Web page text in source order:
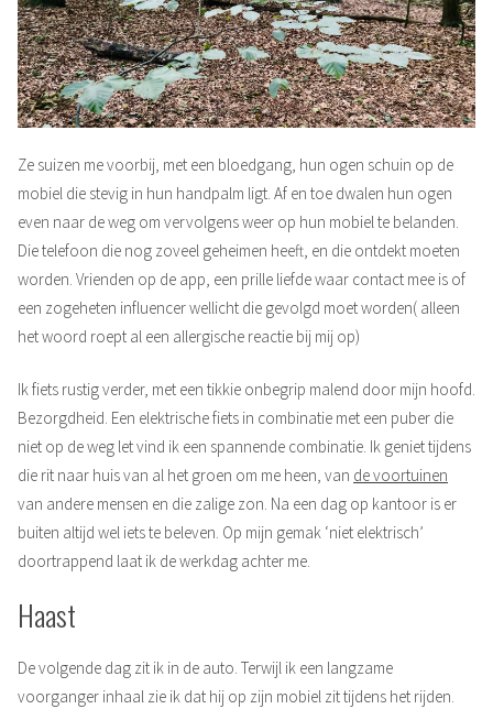
Ze suizen me voorbij, met een bloedgang, hun ogen schuin op de
mobiel die stevig in hun handpalm ligt. Af en toe dwalen hun ogen
even naar de weg om vervolgens weer op hun mobiel te belanden.
Die telefoon die nog zoveel geheimen heeft, en die ontdekt moeten
worden. Vrienden op de app, een prille liefde waar contact mee is of
een zogeheten influencer wellicht die gevolgd moet worden( alleen
het woord roept al een allergische reactie bij mij op)
Ik fiets rustig verder, met een tikkie onbegrip malend door mijn hoofd.
Bezorgdheid. Een elektrische fiets in combinatie met een puber die
niet op de weg let vind ik een spannende combinatie. Ik geniet tijdens
die rit naar huis van al het groen om me heen, van de voortuinen
van andere mensen en die zalige zon. Na een dag op kantoor is er
buiten altijd wel iets te beleven. Op mijn gemak ‘niet elektrisch’
doortrappend laat ik de werkdag achter me.
Haast
De volgende dag zit ik in de auto. Terwijl ik een langzame
voorganger inhaal zie ik dat hij op zijn mobiel zit tijdens het rijden.